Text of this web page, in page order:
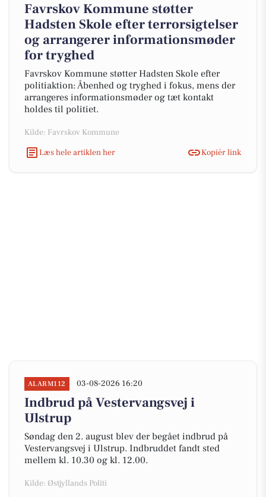
Favrskov Kommune støtter
Hadsten Skole efter terrorsigtelser
og arrangerer informationsmøder
for tryghed
Favrskov Kommune støtter Hadsten Skole efter
politiaktion: Åbenhed og tryghed i fokus, mens der
arrangeres informationsmøder og tæt kontakt
holdes til politiet.
Kilde: Favrskov Kommune
Læs hele artiklen her
Kopiér link
ALARM112 03-08-2026 16:20
Indbrud på Vestervangsvej i
Ulstrup
Søndag den 2. august blev der begået indbrud på
Vestervangsvej i Ulstrup. Indbruddet fandt sted
mellem kl. 10.30 og kl. 12.00.
Kilde: Østjyllands Politi